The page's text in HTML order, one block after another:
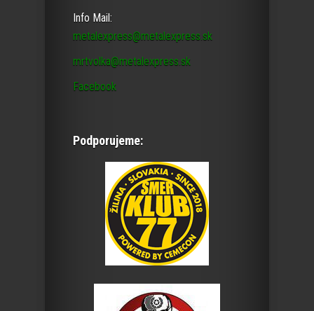
Info Mail:
metalexpress@metalexpress.sk
mrtvolka@metalexpress.sk
Facebook
Podporujeme: